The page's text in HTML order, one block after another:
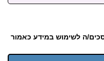
ה לשימוש במידע כאמור